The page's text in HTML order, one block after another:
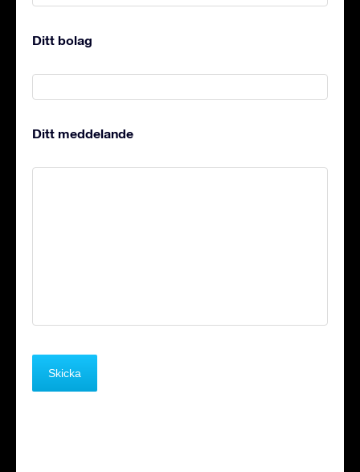
Ditt bolag
Ditt meddelande